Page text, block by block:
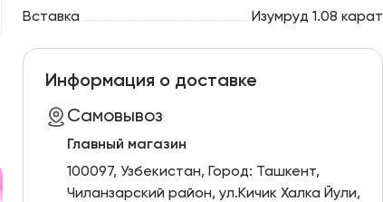
Вставка Изумруд 1.08 карат
Информация о доставке
Самовывоз
Главный магазин
100097, Узбекистан, Город: Ташкент,
Чиланзарский pайон, ул.Кичик Халка Йули,